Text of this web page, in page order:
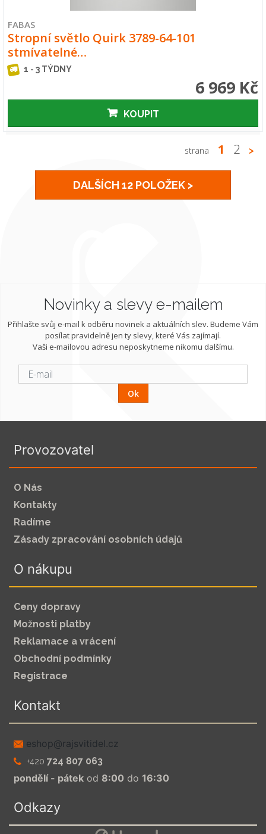
FABAS
Stropní světlo Quirk 3789-64-101
stmívatelné…
1 - 3 TÝDNY
6 969 Kč
KOUPIT
strana 1 2 >
DALŠÍCH 12 POLOŽEK >
Novinky a slevy e-mailem
Přihlašte svůj e-mail k odběru novinek a aktuálních slev. Budeme Vám
posílat pravidelně jen ty slevy, které Vás zajímají.
Vaši e-mailovou adresu neposkytneme nikomu dalšímu.
Ok
Provozovatel
O Nás
Kontakty
Radíme
Zásady zpracování osobních údajů
O nákupu
Ceny dopravy
Možnosti platby
Reklamace a vrácení
Obchodní podmínky
Registrace
Kontakt
zc.leditivsjar@pohse
+420 724 807 063
pondělí - pátek od 8:00 do 16:30
Odkazy